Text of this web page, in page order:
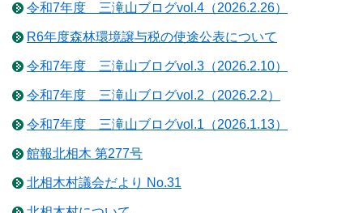
令和7年度 三滝山ブログvol.4（2026.2.26）
R6年度森林環境譲与税の使途公表について
令和7年度 三滝山ブログvol.3（2026.2.10）
令和7年度 三滝山ブログvol.2（2026.2.2）
令和7年度 三滝山ブログvol.1（2026.1.13）
館報北相木 第277号
北相木村議会だより No.31